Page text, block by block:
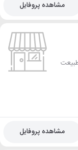
مشاهده پروفایل
مشاهده پروفایل